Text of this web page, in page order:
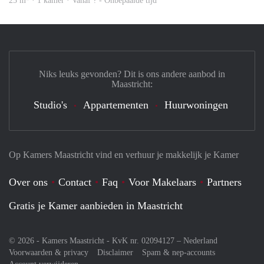
Op Kamers Maastricht vind en verhuur je makkelijk je Kamer
Over ons Contact Faq Voor Makelaars
Partners
Gratis je Kamer aanbieden in Maastricht
© 2026 - Kamers Maastricht - KvK nr. 02094127 – Nederland
Voorwaarden & privacy
Disclaimer
Spam & nep-accounts
Niks leuks gevonden? Dit is ons andere aanbod in
Maastricht:
Studio's Appartementen Huurwoningen